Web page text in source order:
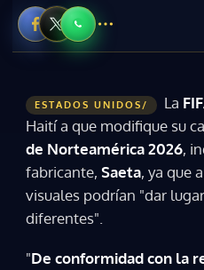
ESTADOS UNIDOS/ La
Haití a que modifique su
de Norteamérica 2026,
fabricante, Saeta, ya que
visuales podrían "dar
diferentes".
"De conformidad con la